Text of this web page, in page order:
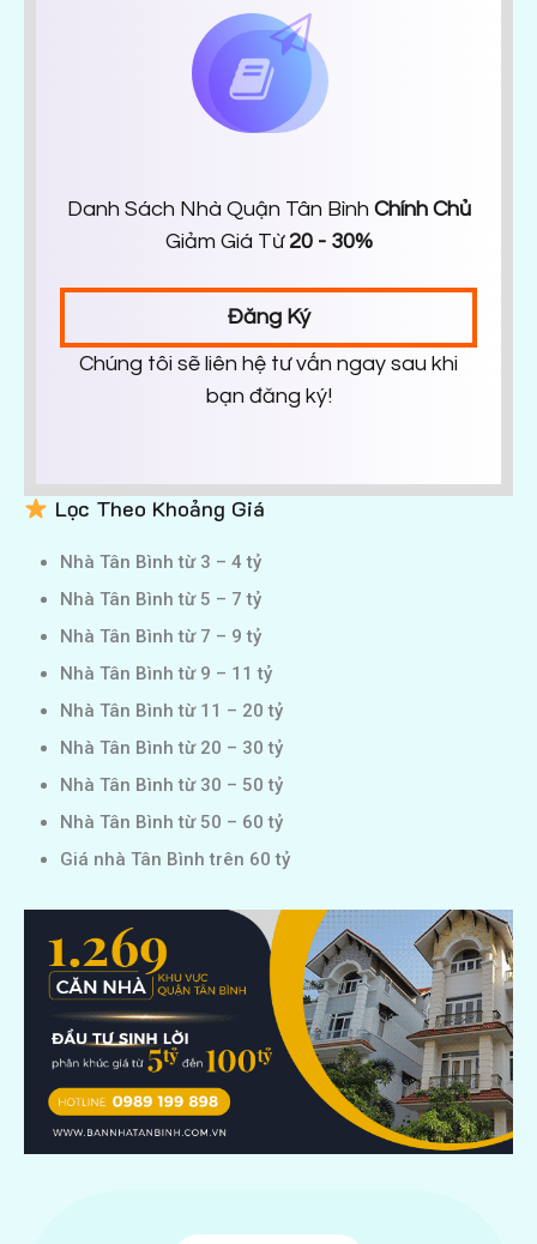
Danh Sách Nhà Quận Tân Bình Chính Chủ
Giảm Giá Từ 20 - 30%
Đăng Ký
Chúng tôi sẽ liên hệ tư vấn ngay sau khi
bạn đăng ký!
Lọc Theo Khoảng Giá
Nhà Tân Bình từ 3 – 4 tỷ
Nhà Tân Bình từ 5 – 7 tỷ
Nhà Tân Bình từ 7 – 9 tỷ
Nhà Tân Bình từ 9 – 11 tỷ
Nhà Tân Bình từ 11 – 20 tỷ
Nhà Tân Bình từ 20 – 30 tỷ
Nhà Tân Bình từ 30 – 50 tỷ
Nhà Tân Bình từ 50 – 60 tỷ
Giá nhà Tân Bình trên 60 tỷ